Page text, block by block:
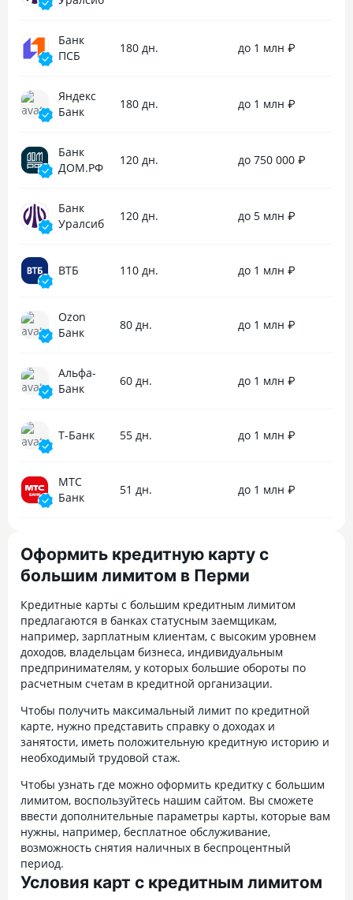
обратилась в чат для уточнения
Грейс периода для куар кода, в 15-04
я уже получила исчерпывающий
то есть два расчётных и один
платёжный периода. Рассчитывается
с даты образования задолженности.
восстановление
и отдельное
Банк
ПСБ
180 дн. до 1 млн ₽
Яндекс
Банк
180 дн. до 1 млн ₽
Банк
ДОМ.РФ
120 дн. до 750 000 ₽
Банк
Уралсиб
120 дн. до 5 млн ₽
ВТБ 110 дн. до 1 млн ₽
Ozon
Банк
80 дн. до 1 млн ₽
Альфа-
Банк
60 дн. до 1 млн ₽
Т-Банк 55 дн. до 1 млн ₽
МТС
Банк
51 дн. до 1 млн ₽
Оформить кредитную карту с
большим лимитом в Перми
Кредитные карты с большим кредитным лимитом
предлагаются в банках статусным заемщикам,
например, зарплатным клиентам, с высоким уровнем
доходов, владельцам бизнеса, индивидуальным
предпринимателям, у которых большие обороты по
расчетным счетам в кредитной организации.
Чтобы получить максимальный лимит по кредитной
карте, нужно представить справку о доходах и
занятости, иметь положительную кредитную историю и
необходимый трудовой стаж.
Чтобы узнать где можно оформить кредитку с большим
лимитом, воспользуйтесь нашим сайтом. Вы сможете
ввести дополнительные параметры карты, которые вам
нужны, например, бесплатное обслуживание,
возможность снятия наличных в беспроцентный
период.
Условия карт с кредитным лимитом